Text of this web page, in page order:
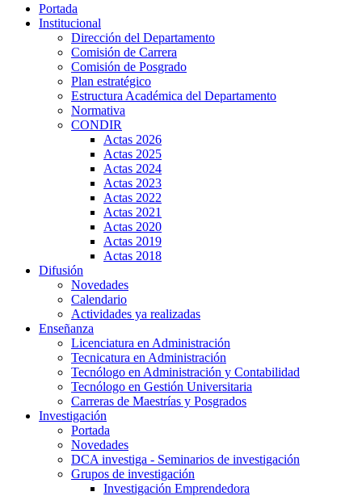
Portada
Institucional
Dirección del Departamento
Comisión de Carrera
Comisión de Posgrado
Plan estratégico
Estructura Académica del Departamento
Normativa
CONDIR
Actas 2026
Actas 2025
Actas 2024
Actas 2023
Actas 2022
Actas 2021
Actas 2020
Actas 2019
Actas 2018
Difusión
Novedades
Calendario
Actividades ya realizadas
Enseñanza
Licenciatura en Administración
Tecnicatura en Administración
Tecnólogo en Administración y Contabilidad
Tecnólogo en Gestión Universitaria
Carreras de Maestrías y Posgrados
Investigación
Portada
Novedades
DCA investiga - Seminarios de investigación
Grupos de investigación
Investigación Emprendedora